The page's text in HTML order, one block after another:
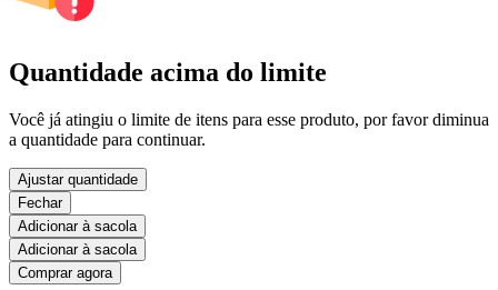
Quantidade acima do limite
Você já atingiu o limite de itens para esse produto, por favor diminua
a quantidade para continuar.
Ajustar quantidade
Fechar
Adicionar à sacola
Adicionar à sacola
Comprar agora